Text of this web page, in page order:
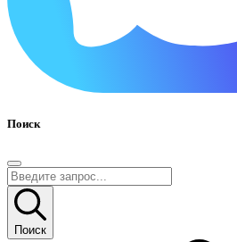
Поиск
Поиск